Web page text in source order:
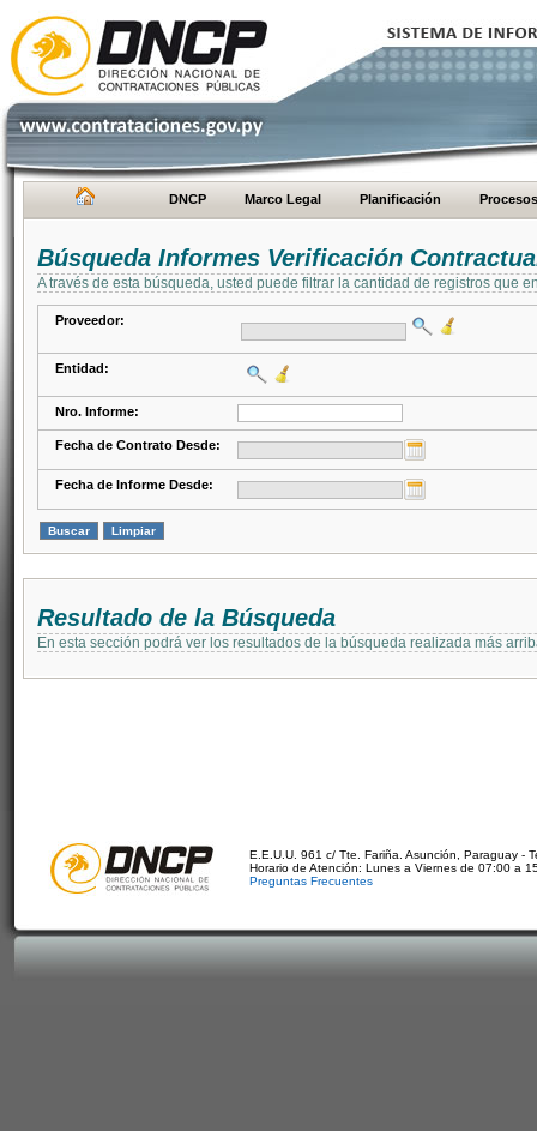
DNCP Marco Legal Planificación Procesos
Búsqueda Informes Verificación
A través de esta búsqueda, usted puede filtrar la cantidad de registros que
Proveedor:
Entidad:
Nro. Informe:
Fecha de Contrato Desde:
Fecha de Informe Desde:
Resultado de la Búsqueda
En esta sección podrá ver los resultados de la búsqueda realizada más
E.E.U.U. 961 c/ Tte. Fariña. Asunción, Paraguay -
Horario de Atención: Lunes a Viernes de 07:00 a
Preguntas Frecuentes